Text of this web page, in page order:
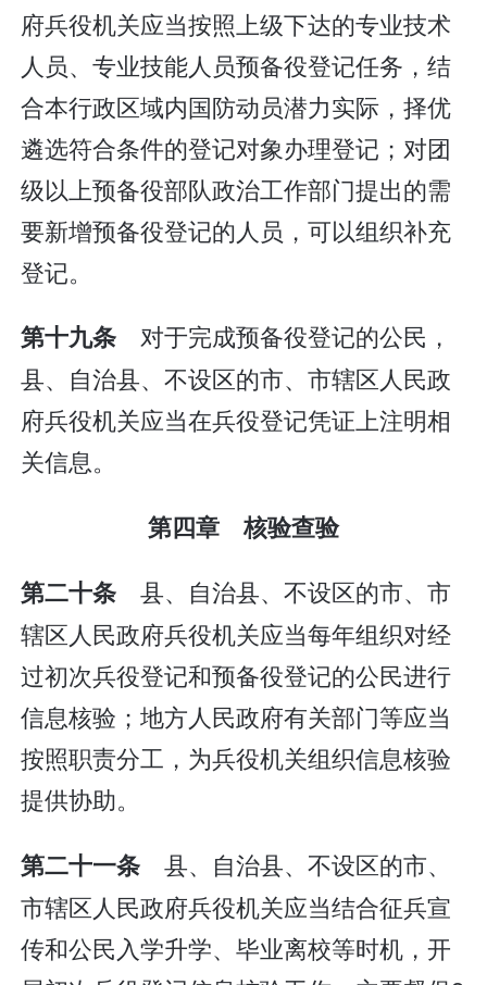
府兵役机关应当按照上级下达的专业技术
人员、专业技能人员预备役登记任务，结
合本行政区域内国防动员潜力实际，择优
遴选符合条件的登记对象办理登记；对团
级以上预备役部队政治工作部门提出的需
要新增预备役登记的人员，可以组织补充
登记。
第十九条对于完成预备役登记的公民，
县、自治县、不设区的市、市辖区人民政
府兵役机关应当在兵役登记凭证上注明相
关信息。
第四章 核验查验
第二十条 县、自治县、不设区的市、市
辖区人民政府兵役机关应当每年组织对经
过初次兵役登记和预备役登记的公民进行
信息核验；地方人民政府有关部门等应当
按照职责分工，为兵役机关组织信息核验
提供协助。
第二十一条 县、自治县、不设区的市、
市辖区人民政府兵役机关应当结合征兵宣
传和公民入学升学、毕业离校等时机，开